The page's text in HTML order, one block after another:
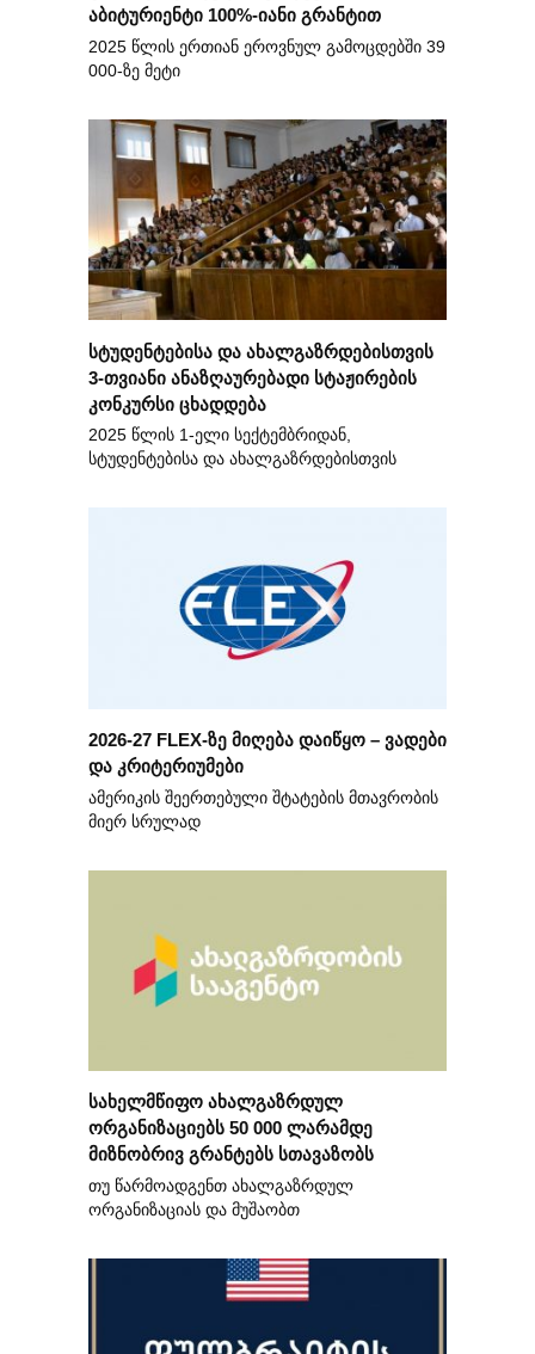
აბიტურიენტი 100%-იანი გრანტით
2025 წლის ერთიან ეროვნულ გამოცდებში 39
000-ზე მეტი
სტუდენტებისა და ახალგაზრდებისთვის
3-თვიანი ანაზღაურებადი სტაჟირების
კონკურსი ცხადდება
2025 წლის 1-ელი სექტემბრიდან,
სტუდენტებისა და ახალგაზრდებისთვის
2026-27 FLEX-ზე მიღება დაიწყო – ვადები
და კრიტერიუმები
ამერიკის შეერთებული შტატების მთავრობის
მიერ სრულად
სახელმწიფო ახალგაზრდულ
ორგანიზაციებს 50 000 ლარამდე
მიზნობრივ გრანტებს სთავაზობს
თუ წარმოადგენთ ახალგაზრდულ
ორგანიზაციას და მუშაობთ